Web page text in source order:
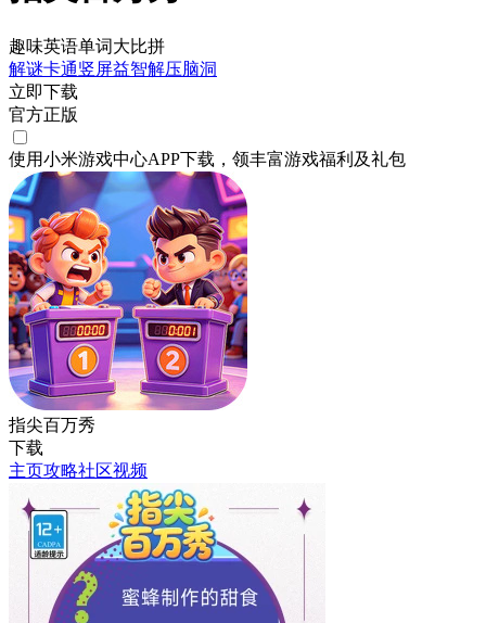
趣味英语单词大比拼
解谜卡通竖屏益智解压脑洞
立即下载
官方正版
使用小米游戏中心APP下载 ，领丰富游戏福利 及礼包
指尖百万秀
下载
主页攻略社区视频